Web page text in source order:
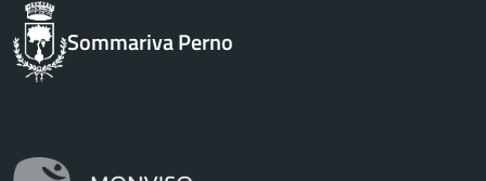
Sommariva Perno